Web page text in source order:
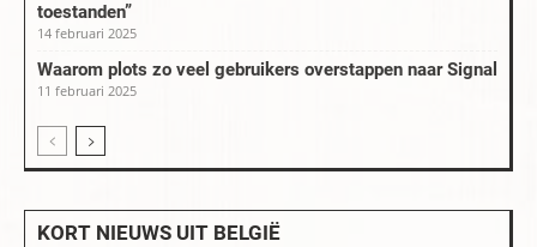
toestanden”
14 februari 2025
Waarom plots zo veel gebruikers overstappen naar Signal
11 februari 2025
KORT NIEUWS UIT BELGIË